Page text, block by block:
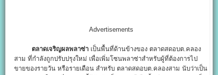
Advertisements
ตลาดเจริญผลพลาซ่า เป็นพื้นที่ด้านข้างของ ตลาดสดอบต.คลอง
สาม ที่กำลังถูกปรับปรุงใหม่ เพื่อเพิ่มโซนพลาซ่าสำหรับผู้ที่ต้องการไป
ขายของรายวัน หรือรายเดือน สำหรับ ตลาดสดอบต.คลองสาม นับว่าเป็น